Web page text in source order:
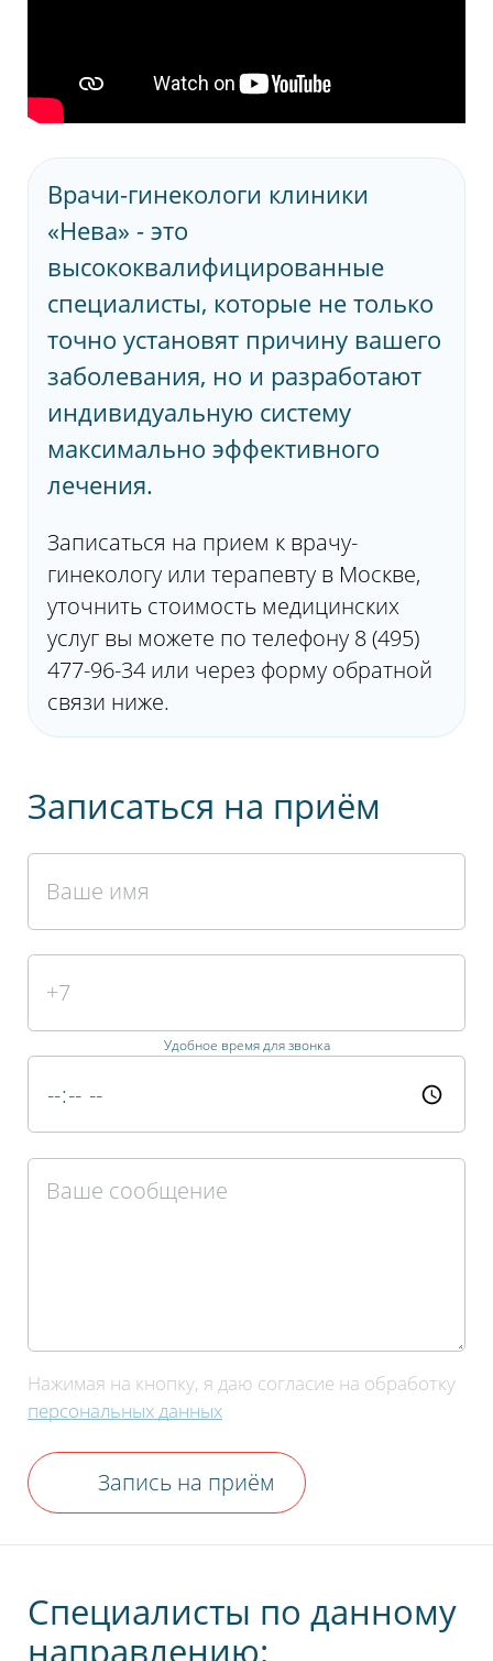
Врачи-гинекологи клиники
«Нева» - это
высококвалифицированные
специалисты, которые не только
точно установят причину вашего
заболевания, но и разработают
индивидуальную систему
максимально эффективного
лечения.
Записаться на прием к врачу-
гинекологу или терапевту в Москве,
уточнить стоимость медицинских
услуг вы можете по телефону 8 (495)
477-96-34 или через форму обратной
связи ниже.
Записаться на приём
Удобное время для звонка
Нажимая на кнопку, я даю согласие на обработку
персональных данных
Запись на приём
Специалисты по данному
направлению: